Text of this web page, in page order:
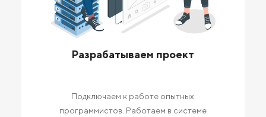
Разрабатываем проект
Подключаем к работе опытных
программистов. Работаем в системе